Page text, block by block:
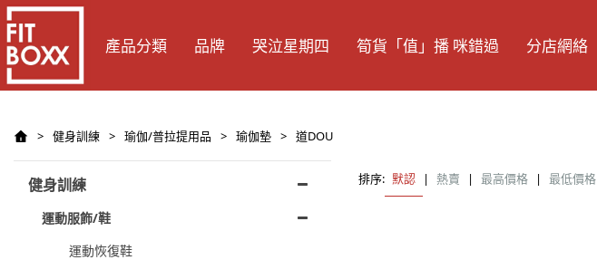
產品分類 品牌 哭泣星期四 筍貨「值」播 咪錯過 分店網絡
> 健身訓練 > 瑜伽/普拉提用品 > 瑜伽墊 > 道DOU
健身訓練
運動服飾/鞋
運動恢復鞋
排序: 默認 | 熱賣 | 最高價格 | 最低價格